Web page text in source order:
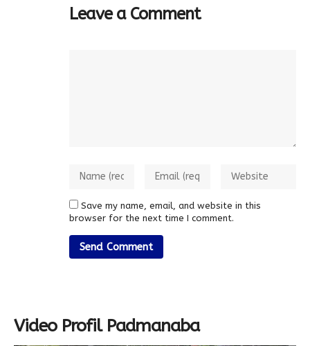
Leave a Comment
Save my name, email, and website in this
browser for the next time I comment.
Video Profil Padmanaba